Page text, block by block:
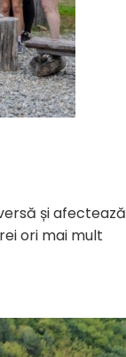
și afectează
ori mai mult